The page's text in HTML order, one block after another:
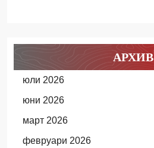
АРХИВ
юли 2026
юни 2026
март 2026
февруари 2026